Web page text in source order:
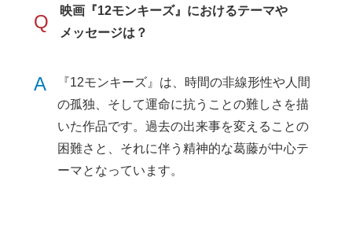
Q
映画『12モンキーズ』におけるテーマや
メッセージは？
A
『12モンキーズ』は、時間の非線形性や人間
の孤独、そして運命に抗うことの難しさを描
いた作品です。過去の出来事を変えることの
困難さと、それに伴う精神的な葛藤が中心テ
ーマとなっています。